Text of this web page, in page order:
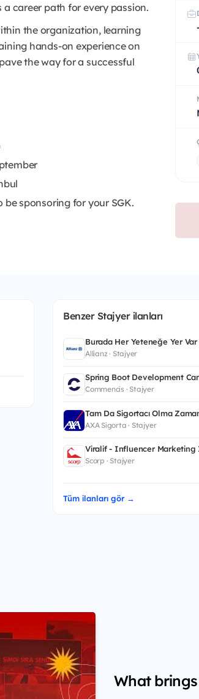
a career path for every passion.
the organization, learning
hands-on experience on
the way for a successful
be sponsoring for your SGK.
Benzer Stajyer ilanları
Burada Her Yeteneğe Yer Var
Allianz · Stajyer
Spring Boot Development
Commencis · Stajyer
Tam Da Sigortacı Olma
AXA Sigorta · Stajyer
Viralif - Influencer Marketing
Scorp · Stajyer
Tüm ilanları gör →
What